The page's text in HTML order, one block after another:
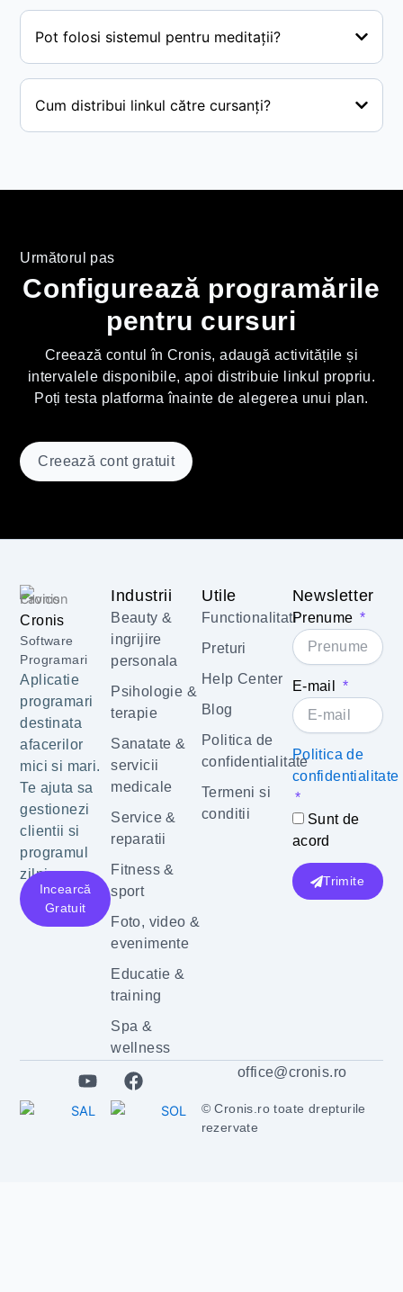
Pot folosi sistemul pentru meditații?
Cum distribui linkul către cursanți?
Următorul pas
Configurează programările
pentru cursuri
Creează contul în Cronis, adaugă activitățile și
intervalele disponibile, apoi distribuie linkul propriu.
Poți testa platforma înainte de alegerea unui plan.
Creează cont gratuit
Cronis
Software
Programari
Aplicatie
programari
destinata
afacerilor
mici si mari.
Te ajuta sa
gestionezi
clientii si
programul
zilnic.
Incearcă
Gratuit
Industrii
Beauty &
ingrijire
personala
Psihologie &
terapie
Sanatate &
servicii
medicale
Service &
reparatii
Fitness &
sport
Foto, video &
evenimente
Educatie &
training
Spa &
wellness
Utile
Functionalitati
Preturi
Help Center
Blog
Politica de
confidentialitate
Termeni si
conditii
Newsletter
Prenume
E-mail
Politica de
confidentialitate
Sunt de
acord
Trimite
Y
o
u
F
a
office@cronis.ro
© Cronis.ro toate drepturile
rezervate